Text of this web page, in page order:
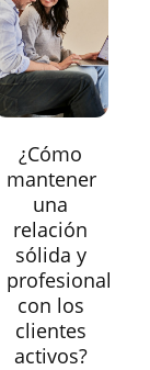
¿Cómo
mantener
una
relación
sólida y
profesional
con los
clientes
activos?